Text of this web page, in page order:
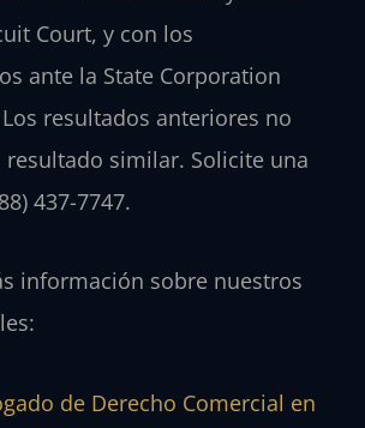
Court, y con los
ante la State Corporation
resultados anteriores no
resultado similar. Solicite una
437-7747.
información sobre nuestros
de Derecho Comercial en